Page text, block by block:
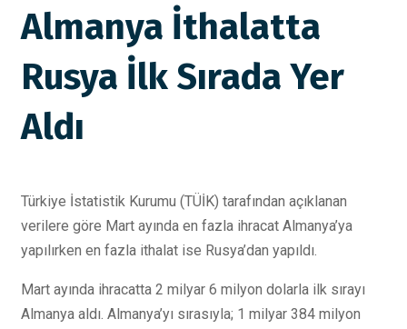
Almanya İthalatta
Rusya İlk Sırada Yer
Aldı
Türkiye İstatistik Kurumu (TÜİK) tarafından açıklanan
verilere göre Mart ayında en fazla ihracat Almanya’ya
yapılırken en fazla ithalat ise Rusya’dan yapıldı.
Mart ayında ihracatta 2 milyar 6 milyon dolarla ilk sırayı
Almanya aldı. Almanya’yı sırasıyla; 1 milyar 384 milyon